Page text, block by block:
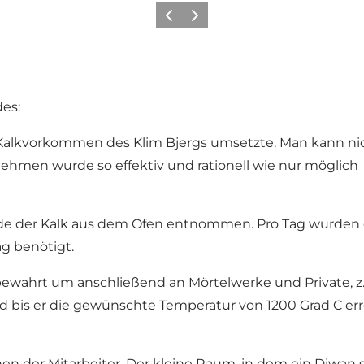
ZurückWeiter
des Klim Bjergs umsetzte. Man kann
wurde so effektiv und rationell wie nur möglich
Kalk aus dem Ofen entnommen. Pro Tag
benötigt.
um anschließend an Mörtelwerke und Private,
er die gewünschte Temperatur von 1200 Grad C